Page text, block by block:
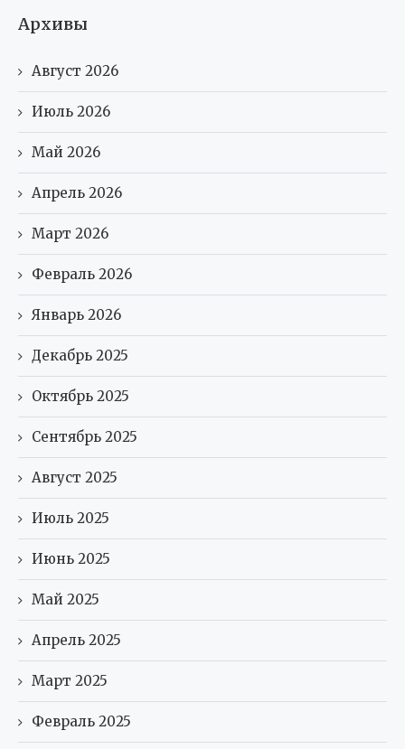
Архивы
Август 2026
Июль 2026
Май 2026
Апрель 2026
Март 2026
Февраль 2026
Январь 2026
Декабрь 2025
Октябрь 2025
Сентябрь 2025
Август 2025
Июль 2025
Июнь 2025
Май 2025
Апрель 2025
Март 2025
Февраль 2025